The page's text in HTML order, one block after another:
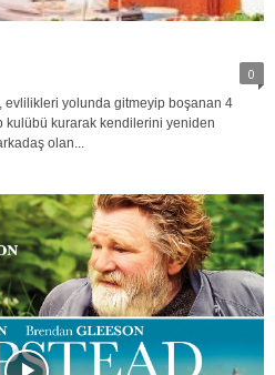
0
evlilikleri yolunda gitmeyip boşanan 4
kulübü kurarak kendilerini yeniden
olan...